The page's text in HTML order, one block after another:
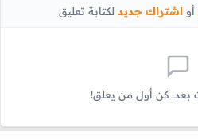
أواشتراك جديد لكتابة تعليق
بعد. كن أول من يعلق!